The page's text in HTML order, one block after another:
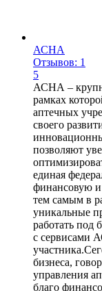
АСНА
Отзывов: 1
5
АСНА –
рамках
аптечных
своего
позволяют
единая
финансовую и
тем самым в
уникальные
работать
с сервисами
бизнеса,
управления
благо